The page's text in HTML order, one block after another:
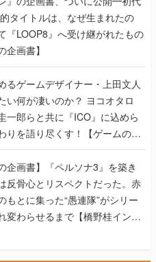
タイトルは、なぜ生まれたの
『LOOP8』へ受け継がれたもの
企画書】
るゲームデザイナー・上田文人
い何が凄いのか？ ヨコオタロ
一郎らと共に『ICO』に込めら
りを語り尽くす！【ゲームの企
企画書】『ペルソナ3』を築き
反骨心とリスペクトだった。赤
もとに集った“愚連隊”がシリー
変わらせるまで【橋野桂インタ